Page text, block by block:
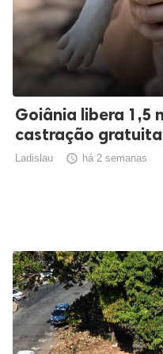
Goiânia libera 1,5
castração gratuita
Ladislau  há 2 semanas